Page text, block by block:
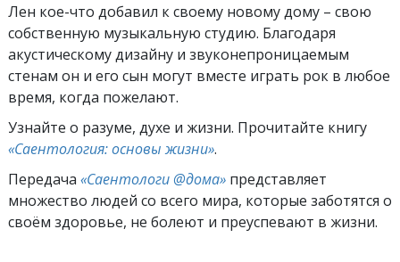
Лен кое-что добавил к своему новому дому – свою
собственную музыкальную студию. Благодаря
акустическому дизайну и звуконепроницаемым
стенам он и его сын могут вместе играть рок в любое
время, когда пожелают.
Узнайте о разуме, духе и жизни. Прочитайте книгу
«Саентология: основы жизни».
Передача «Саентологи @дома» представляет
множество людей со всего мира, которые заботятся о
своём здоровье, не болеют и преуспевают в жизни.